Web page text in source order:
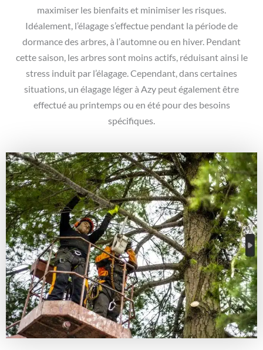
maximiser les bienfaits et minimiser les risques.
Idéalement, l’élagage s’effectue pendant la période de
dormance des arbres, à l’automne ou en hiver. Pendant
cette saison, les arbres sont moins actifs, réduisant ainsi le
stress induit par l’élagage. Cependant, dans certaines
situations, un élagage léger à Azy peut également être
effectué au printemps ou en été pour des besoins
spécifiques.